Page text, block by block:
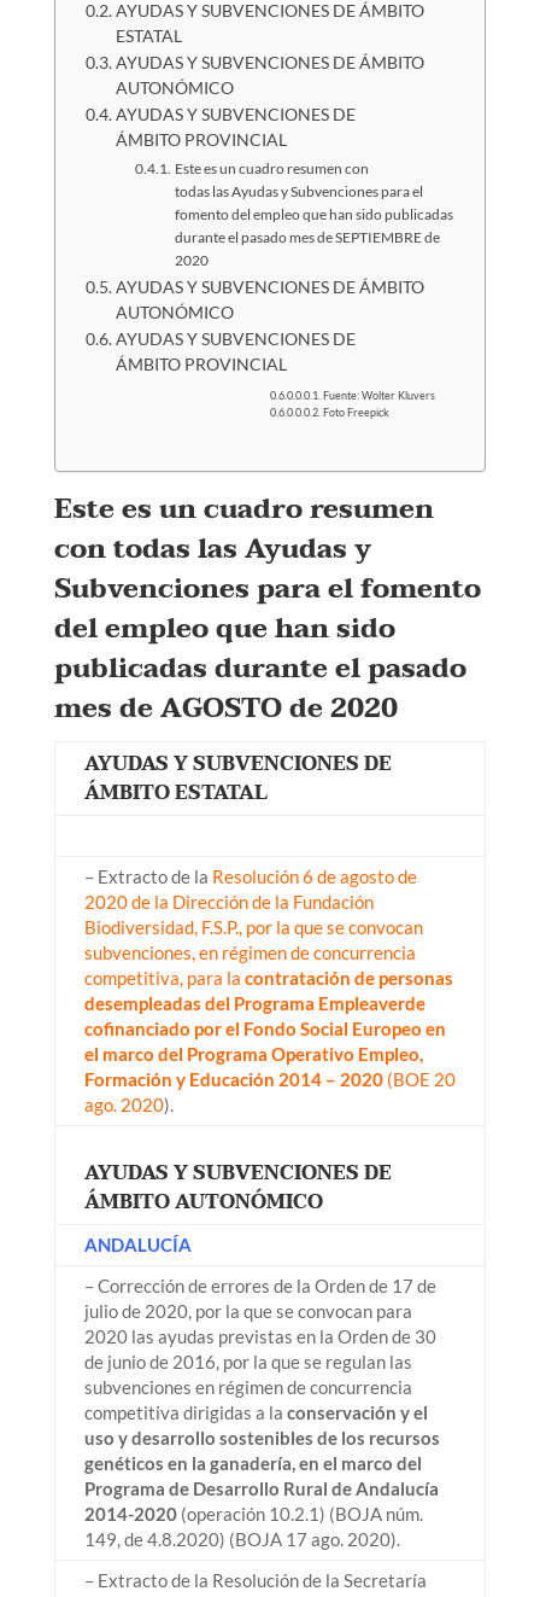
AYUDAS Y SUBVENCIONES DE ÁMBITO
ESTATAL
AYUDAS Y SUBVENCIONES DE ÁMBITO
AUTONÓMICO
AYUDAS Y SUBVENCIONES DE
ÁMBITO PROVINCIAL
Este es un cuadro resumen con
todas las Ayudas y Subvenciones para el
fomento del empleo que han sido publicadas
durante el pasado mes de SEPTIEMBRE de
2020
AYUDAS Y SUBVENCIONES DE ÁMBITO
AUTONÓMICO
AYUDAS Y SUBVENCIONES DE
ÁMBITO PROVINCIAL
Fuente: Wolter Kluvers
Foto Freepick
Este es un cuadro resumen
con todas las Ayudas y
Subvenciones para el fomento
del empleo que han sido
publicadas durante el pasado
mes de AGOSTO de 2020
AYUDAS Y SUBVENCIONES DE
ÁMBITO ESTATAL
– Extracto de la Resolución 6 de agosto de
2020 de la Dirección de la Fundación
Biodiversidad, F.S.P., por la que se convocan
subvenciones, en régimen de concurrencia
competitiva, para la contratación de personas
desempleadas del Programa Empleaverde
cofinanciado por el Fondo Social Europeo en
el marco del Programa Operativo Empleo,
Formación y Educación 2014 – 2020(BOE 20
ago. 2020).
AYUDAS Y SUBVENCIONES DE
ÁMBITO AUTONÓMICO
ANDALUCÍA
– Corrección de errores de la Orden de 17 de
julio de 2020, por la que se convocan para
2020 las ayudas previstas en la Orden de 30
de junio de 2016, por la que se regulan las
subvenciones en régimen de concurrencia
competitiva dirigidas a la conservación y el
uso y desarrollo sostenibles de los recursos
genéticos en la ganadería, en el marco del
Programa de Desarrollo Rural de Andalucía
2014-2020 (operación 10.2.1) (BOJA núm.
149, de 4.8.2020) (BOJA 17 ago. 2020).
– Extracto de la Resolución de la Secretaría